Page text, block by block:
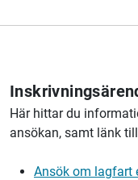
Här hittar du
ansökan, samt länk
Ansök om lagfart